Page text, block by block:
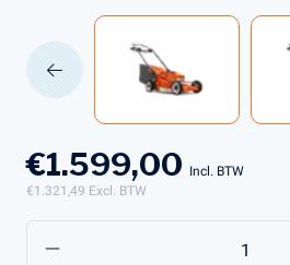
€1.599,00 Incl. BTW
€1.321,49 Excl. BTW